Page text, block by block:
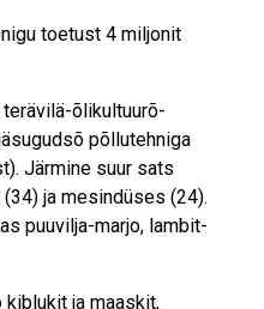
toetust 4 miljonit
õlikultuurõ-
põllutehniga
Järmine suur sats
ja mesindüses (24).
puuvilja-marjo, lambit-
kiblukit ja maaskit,